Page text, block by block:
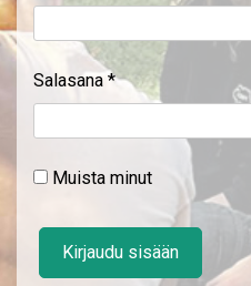
Salasana *
Muista minut
Kirjaudu sisään